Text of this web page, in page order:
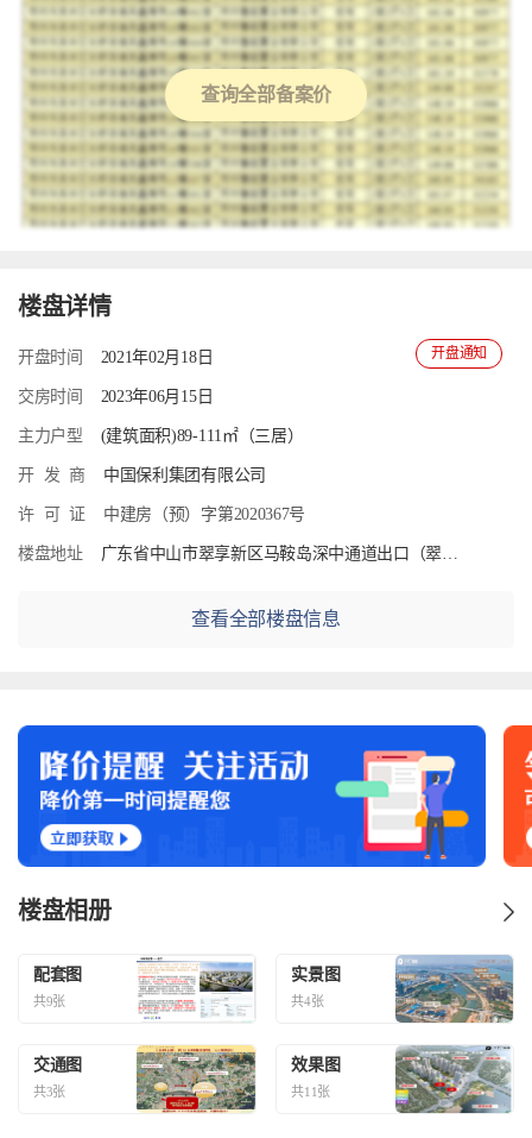
查询全部备案价
楼盘详情
开盘时间 2021年02月18日 开盘通知
交房时间 2023年06月15日
主力户型 (建筑面积)89-111㎡（三居）
开 发 商 中国保利集团有限公司
许 可 证 中建房（预）字第2020367号
楼盘地址 广东省中山市翠享新区马鞍岛深中通道出口（翠亨快线下桥直行500米）
查看全部楼盘信息
楼盘相册
配套图
共9张
实景图
共4张
交通图
共3张
效果图
共11张